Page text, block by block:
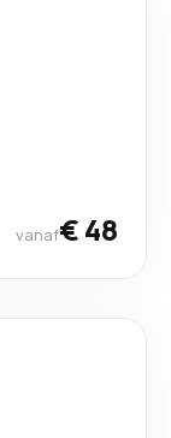
vanaf€ 48